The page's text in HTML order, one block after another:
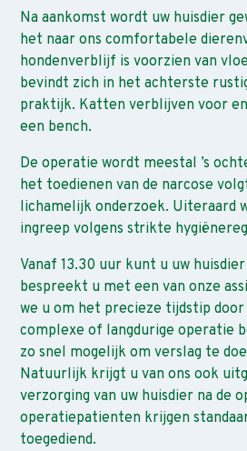
Na aankomst wordt uw huisdier
het naar ons comfortabele
hondenverblijf is voorzien van
bevindt zich in het achterste
praktijk. Katten verblijven voor
een bench.
De operatie wordt meestal ’s
het toedienen van de narcose
lichamelijk onderzoek. Uiteraard
ingreep volgens strikte
Vanaf 13.30 uur kunt u uw
bespreekt u met een van onze
we u om het precieze tijdstip
complexe of langdurige operatie
zo snel mogelijk om verslag te
Natuurlijk krijgt u van ons ook
verzorging van uw huisdier na de
operatiepatienten krijgen
toegediend.